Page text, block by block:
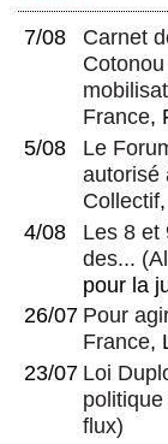
7/08
Carnet
Cotonou
France,
5/08
Le
autorisé
Collectif
4/08
Les 8 et
des... (
pour la
26/07 Pour
France,
23/07 Loi
flux)